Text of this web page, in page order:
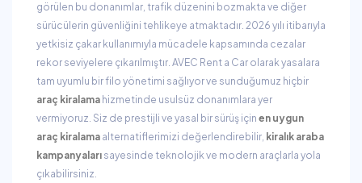
görülen bu donanımlar, trafik düzenini bozmakta ve diğer
sürücülerin güvenliğini tehlikeye atmaktadır. 2026 yılı itibarıyla
yetkisiz çakar kullanımıyla mücadele kapsamında cezalar
rekor seviyelere çıkarılmıştır. AVEC Rent a Car olarak yasalara
tam uyumlu bir filo yönetimi sağlıyor ve sunduğumuz hiçbir
araç kiralama hizmetinde usulsüz donanımlara yer
vermiyoruz. Siz de prestijli ve yasal bir sürüş için en uygun
araç kiralama alternatiflerimizi değerlendirebilir, kiralık araba
kampanyaları sayesinde teknolojik ve modern araçlarla yola
çıkabilirsiniz.